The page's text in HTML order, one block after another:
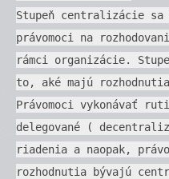
Stupeň centralizácie sa
právomoci na
rámci organizácie.
to, aké majú
Právomoci vykonávať
delegované (
riadenia a naopak,
rozhodnutia bývajú